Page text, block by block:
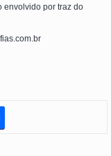
envolvido por traz do